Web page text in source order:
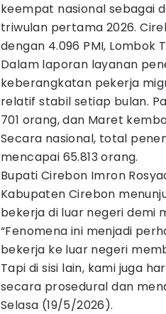
keempat nasional sebagai
triwulan pertama 2026.
dengan 4.096 PMI, Lombok
Dalam laporan layanan
keberangkatan pekerja
relatif stabil setiap bulan.
701 orang, dan Maret
Secara nasional, total
mencapai 65.813 orang.
Bupati Cirebon Imron
Kabupaten Cirebon
bekerja di luar negeri demi
“Fenomena ini menjadi
bekerja ke luar negeri
Tapi di sisi lain, kami juga
secara prosedural dan
Selasa (19/5/2026).